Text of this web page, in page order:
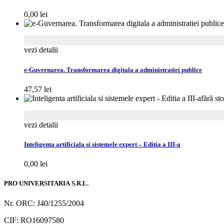
0,00 lei
vezi detalii
e-Guvernarea. Transformarea digitala a administratiei publice
47,57 lei
fără
vezi detalii
Inteligenta artificiala si sistemele expert – Editia a III-a
0,00 lei
PRO UNIVERSITARIA S.R.L.
Nr. ORC: J40/1255/2004
CIF: RO16097580